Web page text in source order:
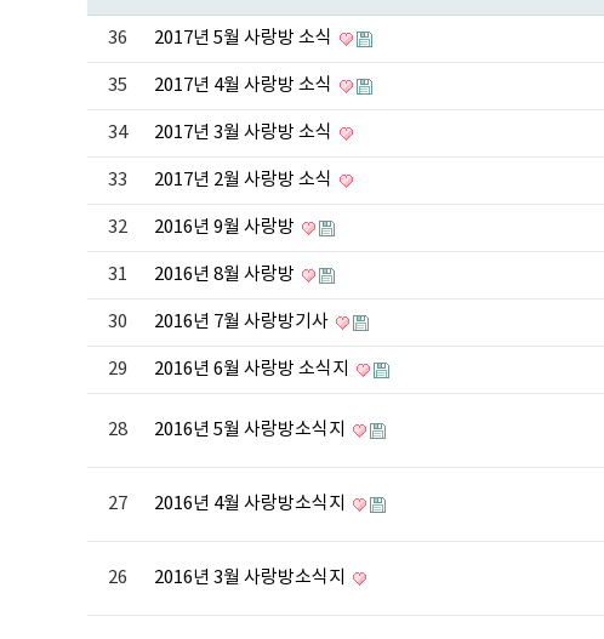
36 2017년 5월 사랑방 소식
35 2017년 4월 사랑방 소식
34 2017년 3월 사랑방 소식
33 2017년 2월 사랑방 소식
32 2016년 9월 사랑방
31 2016년 8월 사랑방
30 2016년 7월 사랑방기사
29 2016년 6월 사랑방 소식지
28 2016년 5월 사랑방소식지
27 2016년 4월 사랑방소식지
26 2016년 3월 사랑방소식지